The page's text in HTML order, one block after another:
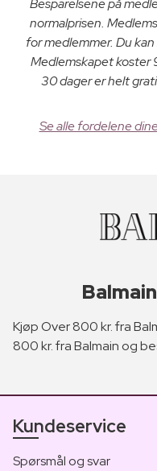
Besparelsene på
normalprisen.
for medlemmer. Du
Medlemskapet
30 dager er helt
Se alle fordelene
Kjøp Over 800 kr. fra
800 kr. fra Balmain og
Kundeservice
Spørsmål og svar